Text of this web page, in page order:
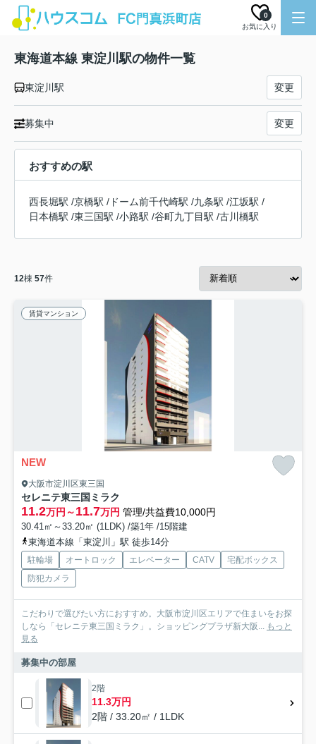
お気に入り
0
東海道本線 東淀川駅の物件一覧
東淀川駅 変更
募集中 変更
おすすめの駅
西長堀駅 /京橋駅 / ドーム前千代崎駅 /九条駅 /江坂駅 /
日本橋駅 /東三国駅 /小路駅 /谷町九丁目駅 /古川橋駅
12棟 57件
賃貸マンション
NEW
大阪市淀川区東三国
セレニテ東三国ミラク
11.2万円～11.7万円 管理/共益費10,000円
30.41㎡～33.20㎡ (1LDK) /築1年 /15階建
東海道本線「東淀川」駅 徒歩14分
駐輪場 オートロック エレベーター CATV
宅配ボックス
防犯カメラ
こだわりで選びたい方におすすめ。大阪市淀川区エリアで住まいをお探
しなら「セレニテ東三国ミラク」。ショッピングプラザ新大阪... もっと
見る
募集中の部屋
2階
11.3万円
2階 / 33.20㎡ / 1LDK